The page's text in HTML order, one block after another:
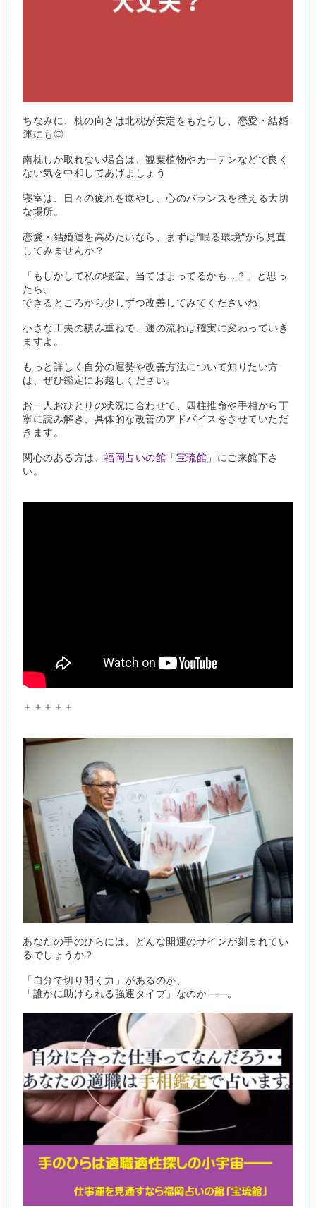
ちなみに、枕の向きは北枕が安定をもたらし、恋愛・結婚
運にも◎
南枕しか取れない場合は、観葉植物やカーテンなどで良く
ない気を中和してあげましょう
寝室は、日々の疲れを癒やし、心のバランスを整える大切
な場所。
恋愛・結婚運を高めたいなら、まずは“眠る環境”から見直
してみませんか？
「もしかして私の寝室、当てはまってるかも…？」と思っ
たら、
できるところから少しずつ改善してみてくださいね
小さな工夫の積み重ねで、運の流れは確実に変わっていき
ますよ。
もっと詳しく自分の運勢や改善方法について知りたい方
は、ぜひ鑑定にお越しください。
お一人おひとりの状況に合わせて、四柱推命や手相から丁
寧に読み解き、具体的な改善のアドバイスをさせていただ
きます。
関心のある方は、福岡占いの館「宝琉館」 にご来館下さ
い。
＋＋＋＋＋
あなたの手のひらには、どんな開運のサインが刻まれてい
るでしょうか？
「自分で切り開く力」があるのか、
「誰かに助けられる強運タイプ」なのか――。